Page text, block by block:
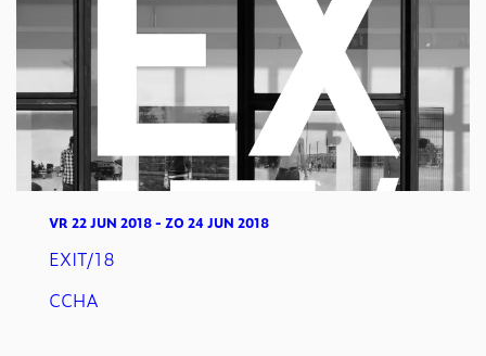
EXIT/18
VR 22 JUN 2018- ZO 24 JUN 2018
CCHA